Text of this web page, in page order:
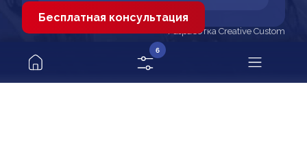
Разработка Creative Custom
6
Бесплатная консультация